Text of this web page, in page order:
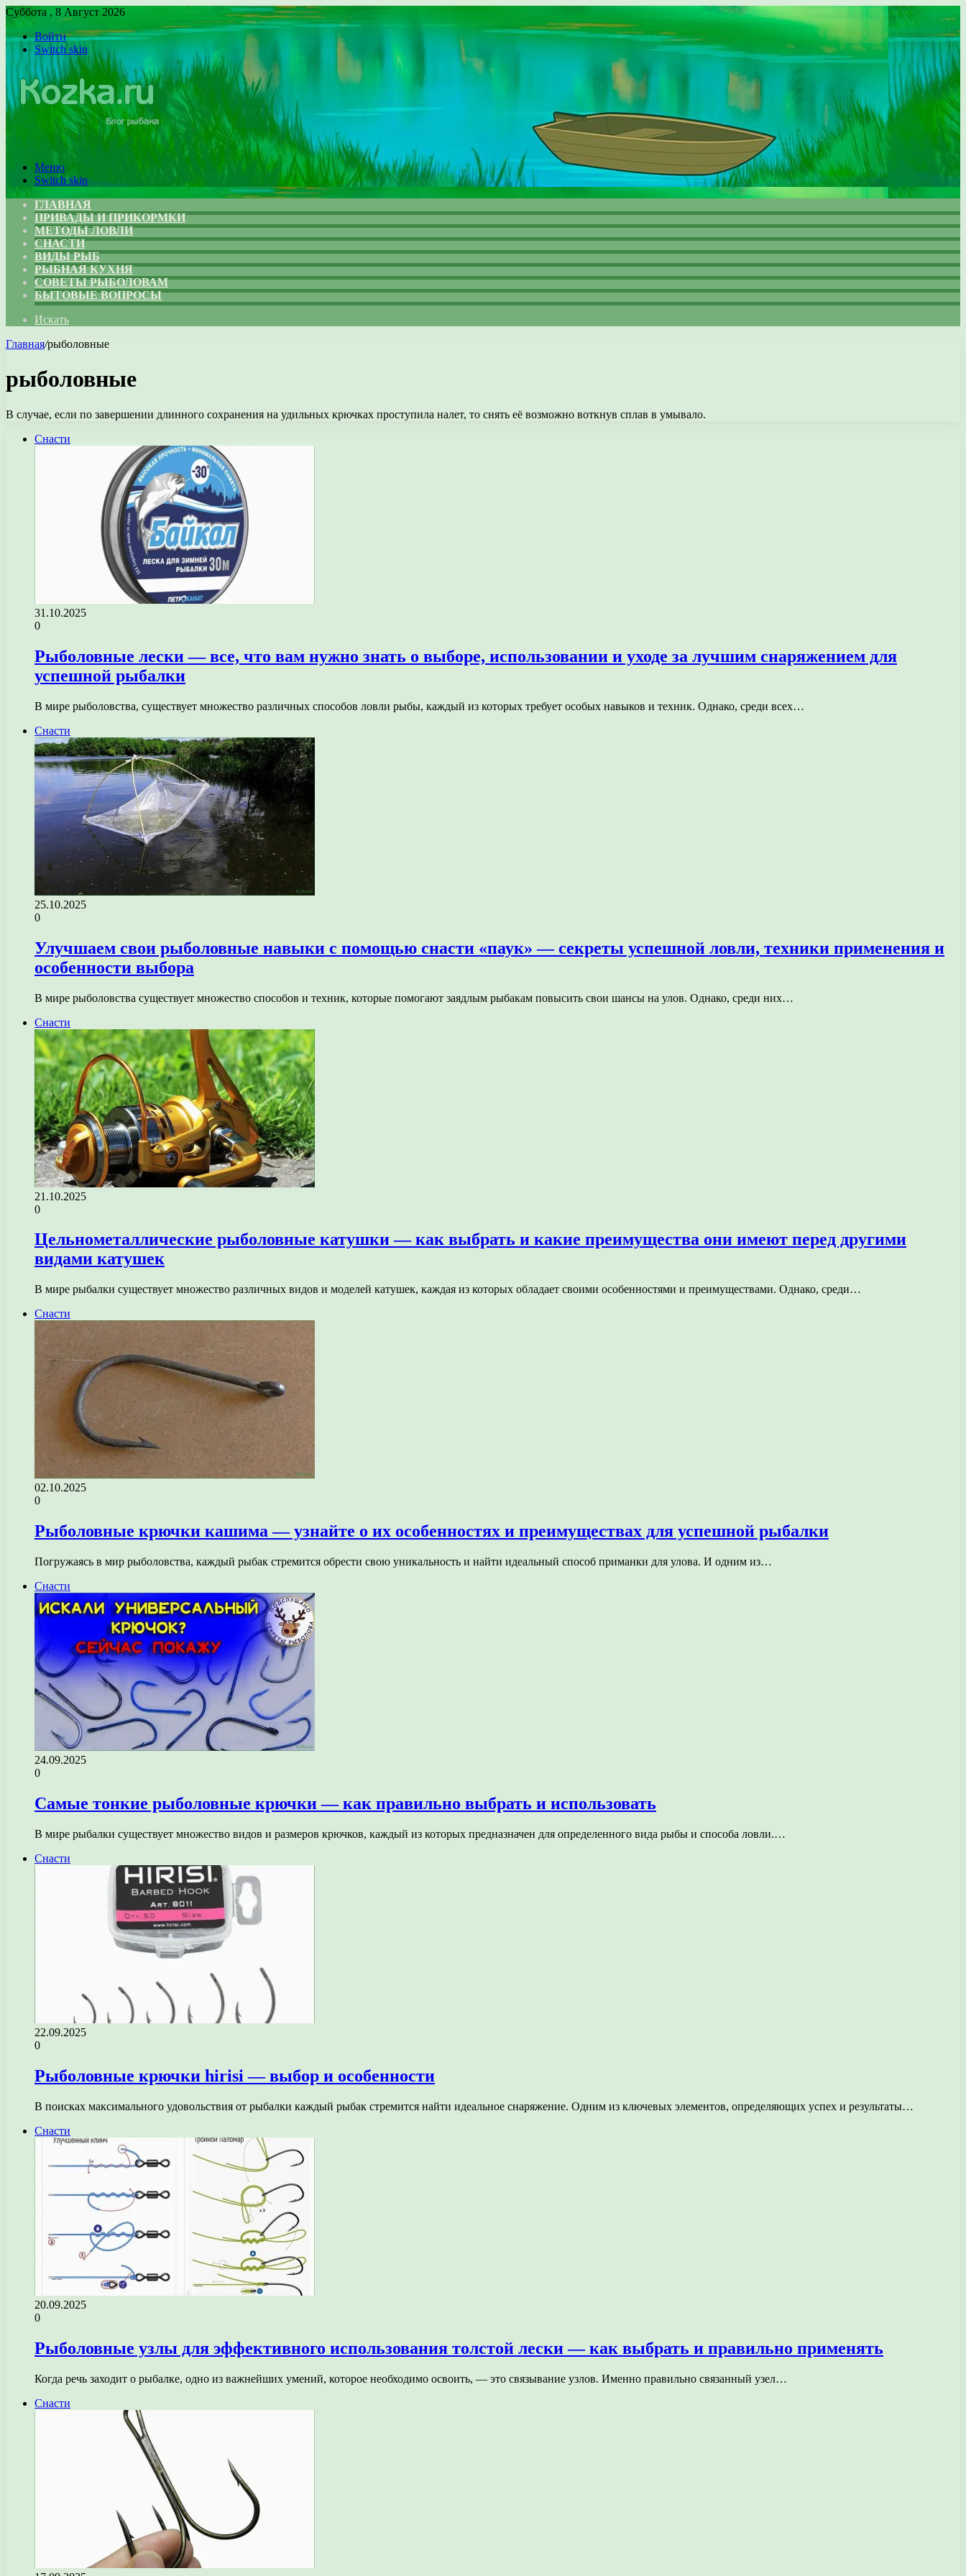
Суббота , 8 Август 2026
Войти
Switch skin
Меню
Switch skin
ГЛАВНАЯ
ПРИВАДЫ И ПРИКОРМКИ
МЕТОДЫ ЛОВЛИ
СНАСТИ
ВИДЫ РЫБ
РЫБНАЯ КУХНЯ
СОВЕТЫ РЫБОЛОВАМ
БЫТОВЫЕ ВОПРОСЫ
Искать
Главная/рыболовные
рыболовные
В случае, если по завершении длинного сохранения на удильных крючках проступила налет, то снять её возможно воткнув сплав в умывало.
Снасти
31.10.2025
0
Рыболовные лески — все, что вам нужно знать о выборе, использовании и уходе за лучшим снаряжением для
успешной рыбалки
В мире рыболовства, существует множество различных способов ловли рыбы, каждый из которых требует особых навыков и техник. Однако, среди всех…
Снасти
25.10.2025
0
Улучшаем свои рыболовные навыки с помощью снасти «паук» — секреты успешной ловли, техники применения и
особенности выбора
В мире рыболовства существует множество способов и техник, которые помогают заядлым рыбакам повысить свои шансы на улов. Однако, среди них…
Снасти
21.10.2025
0
Цельнометаллические рыболовные катушки — как выбрать и какие преимущества они имеют перед другими
видами катушек
В мире рыбалки существует множество различных видов и моделей катушек, каждая из которых обладает своими особенностями и преимуществами. Однако, среди…
Снасти
02.10.2025
0
Рыболовные крючки кашима — узнайте о их особенностях и преимуществах для успешной рыбалки
Погружаясь в мир рыболовства, каждый рыбак стремится обрести свою уникальность и найти идеальный способ приманки для улова. И одним из…
Снасти
24.09.2025
0
Самые тонкие рыболовные крючки — как правильно выбрать и использовать
В мире рыбалки существует множество видов и размеров крючков, каждый из которых предназначен для определенного вида рыбы и способа ловли.…
Снасти
22.09.2025
0
Рыболовные крючки hirisi — выбор и особенности
В поисках максимального удовольствия от рыбалки каждый рыбак стремится найти идеальное снаряжение. Одним из ключевых элементов, определяющих успех и результаты…
Снасти
20.09.2025
0
Рыболовные узлы для эффективного использования толстой лески — как выбрать и правильно применять
Когда речь заходит о рыбалке, одно из важнейших умений, которое необходимо освоить, — это связывание узлов. Именно правильно связанный узел…
Снасти